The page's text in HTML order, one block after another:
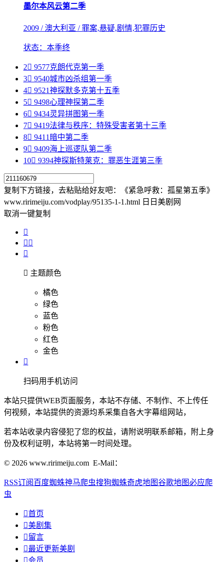
墨尔本风云第二季
2009 / 澳大利亚 / 罪案,悬疑,剧情,犯罪历史
状态：本季终
2 9577克朗代克第一季
3 9540城市凶杀组第一季
4 9521神探默多克第十五季
5 9498心理神探第二季
6 9434灵异拼图第一季
7 9419法律与秩序：特殊受害者第十三季
8 9411 暗中第二季
9 9409海上巡逻队第二季
10 9394神探斯特莱克：罪恶生涯第三季
复制下方链接，去粘贴给好友吧：
《紧急呼救：孤星第五季》
www.ririmeiju.com/vodplay/95135-1-1.html 日日美剧网
取消一键复制

 

 主题颜色
橘色
绿色
蓝色
粉色
红色
金色

扫码用手机访问
本站只提供WEB页面服务，本站不存储、不制作、不上传任
何视频，本站提供的资源均系采集自各大字幕组网站，
若本站收录内容侵犯了您的权益，请附说明联系邮箱，附上身
份及权利证明，本站将第一时间处理。
© 2026 www.ririmeiju.com E-Mail：
RSS订阅 百度蜘蛛神马爬虫搜狗蜘蛛奇虎地图谷歌地图必应爬
虫
首页
美剧集
留言
最近更新美剧